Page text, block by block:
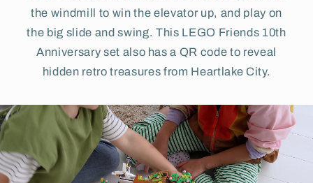
the windmill to win the elevator up, and play on
the big slide and swing. This LEGO Friends 10th
Anniversary set also has a QR code to reveal
hidden retro treasures from Heartlake City.